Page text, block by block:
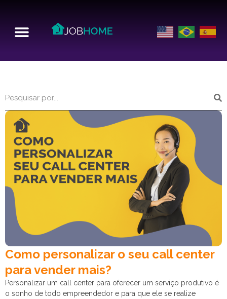
Como personalizar o seu call center
para vender mais?
Personalizar um call center para oferecer um serviço produtivo é
o sonho de todo empreendedor e para que ele se realize